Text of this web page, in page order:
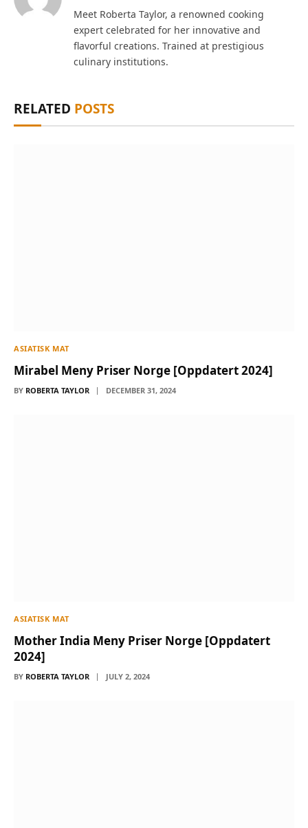
Meet Roberta Taylor, a renowned cooking
expert celebrated for her innovative and
flavorful creations. Trained at prestigious
culinary institutions.
RELATED POSTS
ASIATISK MAT
Mirabel Meny Priser Norge [Oppdatert 2024]
BY ROBERTA TAYLOR DECEMBER 31, 2024
ASIATISK MAT
Mother India Meny Priser Norge [Oppdatert
2024]
BY ROBERTA TAYLOR JULY 2, 2024